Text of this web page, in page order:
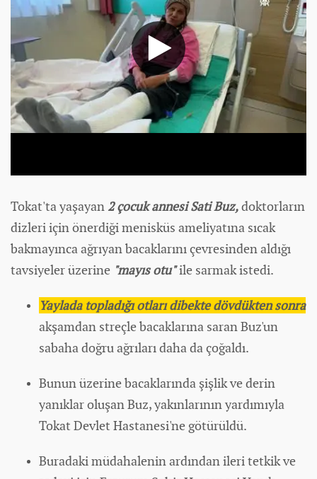
Tokat'ta yaşayan 2 çocuk annesi Sati Buz,doktorların
dizleri için önerdiği menisküs ameliyatına sıcak
bakmayınca ağrıyan bacaklarını çevresinden aldığı
tavsiyeler üzerine "mayıs otu"ile sarmak istedi.
Yaylada topladığı otları dibekte dövdükten sonra
akşamdan streçle bacaklarına saran Buz'un
sabaha doğru ağrıları daha da çoğaldı.
Bunun üzerine bacaklarında şişlik ve derin
yanıklar oluşan Buz, yakınlarının yardımıyla
Tokat Devlet Hastanesi'ne götürüldü.
Buradaki müdahalenin ardından ileri tetkik ve